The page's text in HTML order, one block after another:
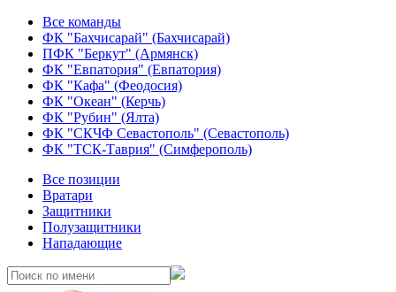
Все команды
ФК "Бахчисарай" (Бахчисарай)
ПФК "Беркут" (Армянск)
ФК "Евпатория" (Евпатория)
ФК "Кафа" (Феодосия)
ФК "Океан" (Керчь)
ФК "Рубин" (Ялта)
ФК "СКЧФ Севастополь" (Севастополь)
ФК "ТСК-Таврия" (Симферополь)
Все позиции
Вратари
Защитники
Полузащитники
Нападающие